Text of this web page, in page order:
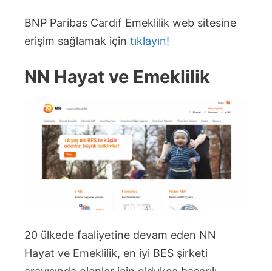
BNP Paribas Cardif Emeklilik web sitesine
erişim sağlamak için tıklayın!
NN Hayat ve Emeklilik
20 ülkede faaliyetine devam eden NN
Hayat ve Emeklilik, en iyi BES şirketi